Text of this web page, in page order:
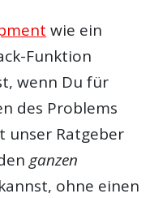
wie ein
Funktion
wenn Du für
des Problems
unser Ratgeber
ganzen
kannst, ohne einen